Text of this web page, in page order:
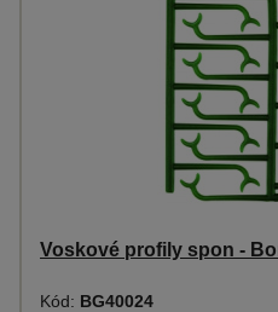
Voskové profily spon -
Kód: BG40024